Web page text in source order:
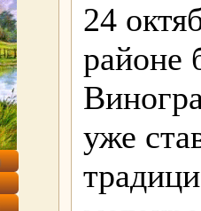
24
районе
уже